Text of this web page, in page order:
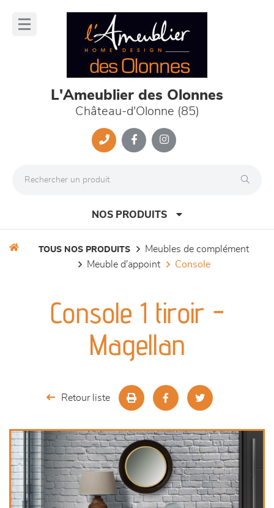
L'Ameublier des Olonnes
Château-d'Olonne (85)
NOS PRODUITS
séjours
meubles de complément
décoration
TOUS NOS PRODUITS
meubles de complément
meuble d'appoint
console
Console 1 tiroir -
Magellan
Retour liste